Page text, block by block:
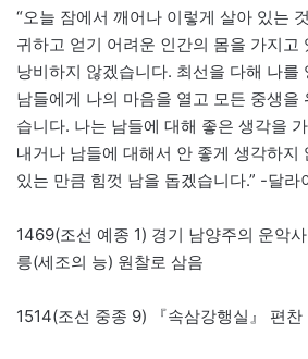
“오늘 잠에서 깨어나 이렇게 살아 있는
귀하고 얻기 어려운 인간의 몸을 가지고
낭비하지 않겠습니다. 최선을 다해 나를
남들에게 나의 마음을 열고 모든 중생을
습니다. 나는 남들에 대해 좋은 생각을
내거나 남들에 대해서 안 좋게 생각하지
있는 만큼 힘껏 남을 돕겠습니다.” -달라
1469(조선 예종 1) 경기 남양주의 운악
릉(세조의 능) 원찰로 삼음
1514(조선 중종 9) 『속삼강행실』 편찬